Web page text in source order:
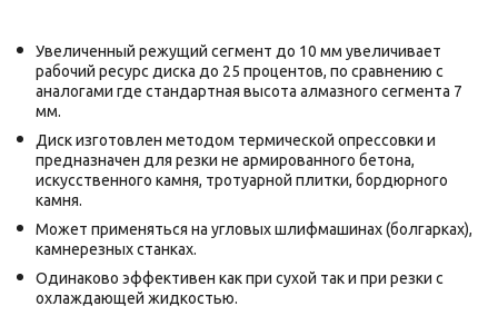
Увеличенный режущий сегмент до 10 мм увеличивает
рабочий ресурс диска до 25 процентов, по сравнению с
аналогами где стандартная высота алмазного сегмента 7
мм.
Диск изготовлен методом термической опрессовки и
предназначен для резки не армированного бетона,
искусственного камня, тротуарной плитки, бордюрного
камня.
Может применяться на угловых шлифмашинах (болгарках),
камнерезных станках.
Одинаково эффективен как при сухой так и при резки с
охлаждающей жидкостью.